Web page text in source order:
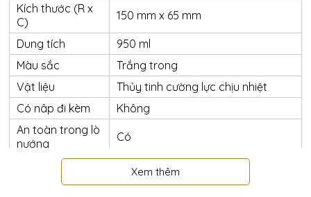
Kích thước (R x
C)
150 mm x 65 mm
Dung tích
950 ml
Màu sắc
Trắng trong
Vật liệu
Thủy tinh cường lực chịu nhiệt
Có nâp đi kèm
Không
An toàn trong lò
nướng
Có
An toàn trong lò
Xem thêm